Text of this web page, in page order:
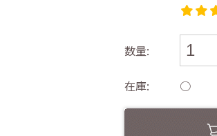
数量:
在庫: ○